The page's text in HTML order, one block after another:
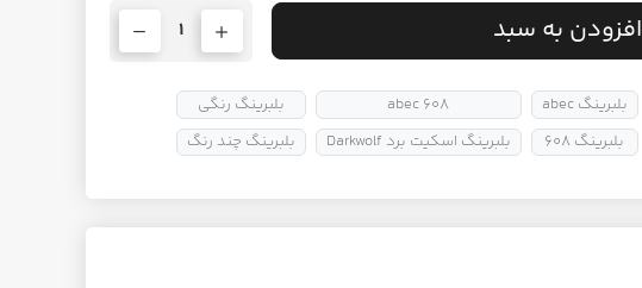
افزودن به سبد 1
بلبرینگ abec
بلبرینگ 608
abec 608
بلبرینگ اسکیت برد Darkwolf
بلبرینگ رنگی
بلبرینگ چند رنگ